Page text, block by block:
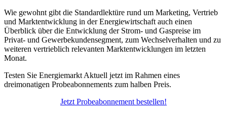
Wie gewohnt gibt die Standardlektüre rund um Marketing, Vertrieb
und Marktentwicklung in der Energiewirtschaft auch einen
Überblick über die Entwicklung der Strom- und Gaspreise im
Privat- und Gewerbekundensegment, zum Wechselverhalten und zu
weiteren vertrieblich relevanten Marktentwicklungen im letzten
Monat.
Testen Sie Energiemarkt Aktuell jetzt im Rahmen eines
dreimonatigen Probeabonnements zum halben Preis.
Jetzt Probeabonnement bestellen!